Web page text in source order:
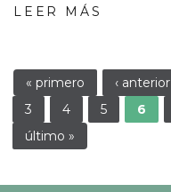
LEER MÁS
Páginas
« primero ‹ anterior
3
4 5 6
último »